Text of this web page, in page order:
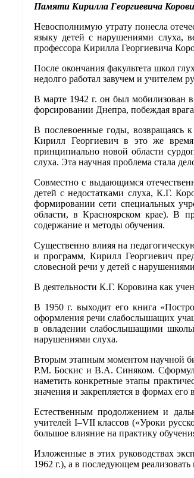
Памяти Кирилла Георгиевича
Невосполнимую утрату понесла
языку детей с нарушениями слуха,
профессора Кирилла Георгиевича
После окончания факультета школ
недолго работал завучем и учителем
В марте 1942 г. он был мобилизован
форсировании Днепра, побеждая
В послевоенные годы, возвращаясь
Кирилл Георгиевич в это же время
принципиально новой области
слуха. Эта научная проблема стала
Совместно с выдающимся
детей с недостатками слуха, К.Г.
формировании сети специальных
области, в Красноярском крае). В
содержание и методы обучения.
Существенно влияя на
и программ, Кирилл Георгиевич
словесной речи у детей с
В деятельности К.Г. Коровина как
В 1950 г. выходит его книга
оформления речи слабослышащих
в овладении слабослышащими
нарушениями слуха.
Вторым этапным моментом научной
Р.М. Боскис и В.А. Синяком.
наметить конкретные этапы
значения и закрепляется в формах
Естественным продолжением и
учителей I–VII классов («Уроки
большое влияние на практику
Изложенные в этих руководствах
1962 г.), а в последующем